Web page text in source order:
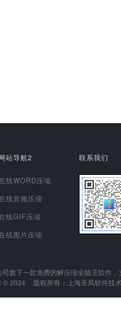
站导航2
线WORD压缩
线音频压缩
线GIF压缩
线图片压缩
联系我们
司旗下一款免费的解压缩全能王软件
© 2024 版权所有：上海至凤软件技